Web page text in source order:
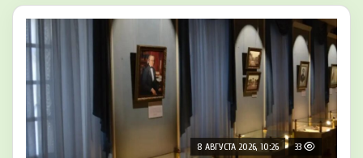
8 АВГУСТА 2026, 10:26 33